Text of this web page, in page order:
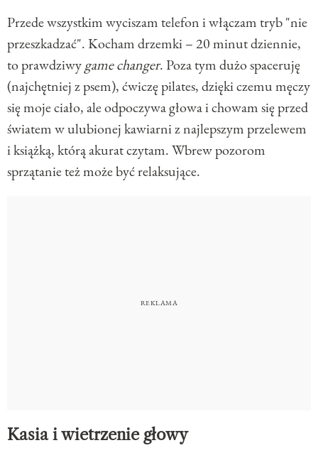
Przede wszystkim wyciszam telefon i włączam tryb "nie
przeszkadzać". Kocham drzemki – 20 minut dziennie,
to prawdziwygame changer. Poza tym dużo spaceruję
(najchętniej z psem), ćwiczę pilates, dzięki czemu męczy
się moje ciało, ale odpoczywa głowa i chowam się przed
światem w ulubionej kawiarni z najlepszym przelewem
i książką, którą akurat czytam. Wbrew pozorom
sprzątanie też może być relaksujące.
Kasia i wietrzenie głowy